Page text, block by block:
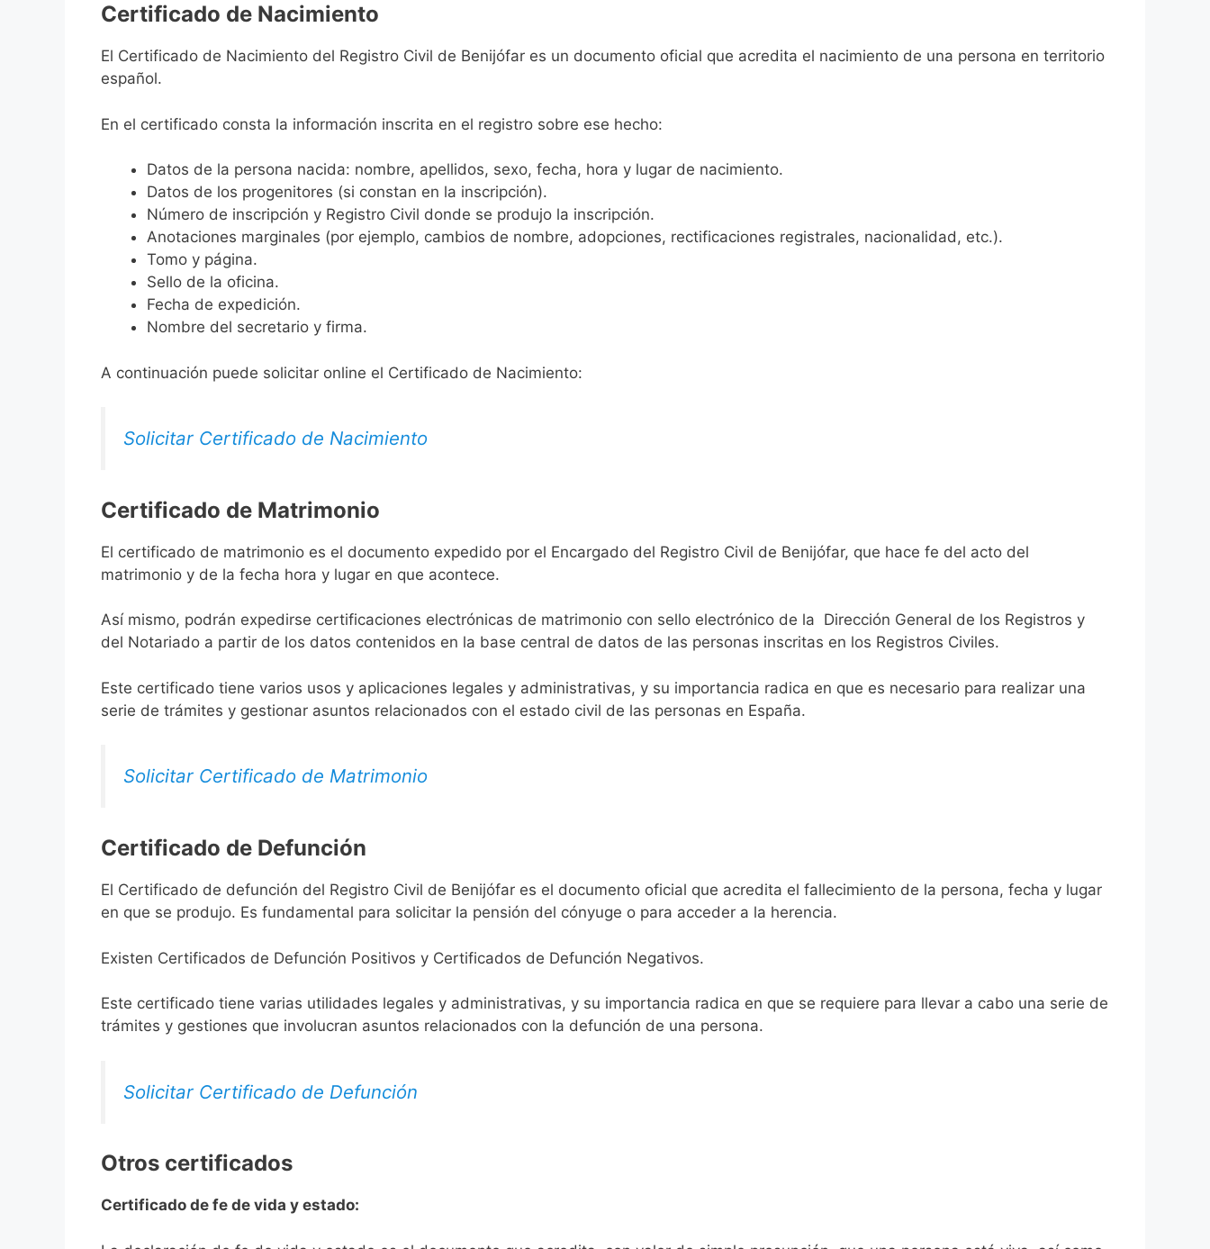
Certificado de Nacimiento
El Certificado de Nacimiento del Registro Civil de Benijófar es un documento oficial que acredita el nacimiento de una persona en territorio
español.
En el certificado consta la información inscrita en el registro sobre ese hecho:
Datos de la persona nacida: nombre, apellidos, sexo, fecha, hora y lugar de nacimiento.
Datos de los progenitores (si constan en la inscripción).
Número de inscripción y Registro Civil donde se produjo la inscripción.
Anotaciones marginales (por ejemplo, cambios de nombre, adopciones, rectificaciones registrales, nacionalidad, etc.).
Tomo y página.
Sello de la oficina.
Fecha de expedición.
Nombre del secretario y firma.
A continuación puede solicitar online el Certificado de Nacimiento:
Solicitar Certificado de Nacimiento
Certificado de Matrimonio
El certificado de matrimonio es el documento expedido por el Encargado del Registro Civil de Benijófar, que hace fe del acto del
matrimonio y de la fecha hora y lugar en que acontece.
Así mismo, podrán expedirse certificaciones electrónicas de matrimonio con sello electrónico de la Dirección General de los Registros y
del Notariado a partir de los datos contenidos en la base central de datos de las personas inscritas en los Registros Civiles.
Este certificado tiene varios usos y aplicaciones legales y administrativas, y su importancia radica en que es necesario para realizar una
serie de trámites y gestionar asuntos relacionados con el estado civil de las personas en España.
Solicitar Certificado de Matrimonio
Certificado de Defunción
El Certificado de defunción del Registro Civil de Benijófar es el documento oficial que acredita el fallecimiento de la persona, fecha y lugar
en que se produjo. Es fundamental para solicitar la pensión del cónyuge o para acceder a la herencia.
Existen Certificados de Defunción Positivos y Certificados de Defunción Negativos.
Este certificado tiene varias utilidades legales y administrativas, y su importancia radica en que se requiere para llevar a cabo una serie de
trámites y gestiones que involucran asuntos relacionados con la defunción de una persona.
Solicitar Certificado de Defunción
Otros certificados
Certificado de fe de vida y estado: